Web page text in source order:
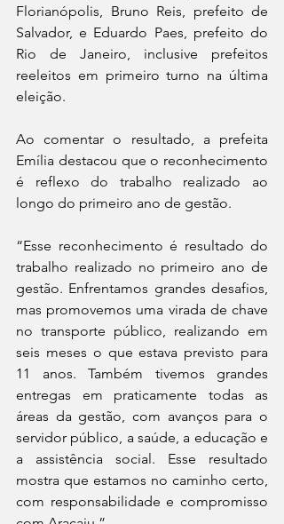
Florianópolis, Bruno Reis, prefeito de
Salvador, e Eduardo Paes, prefeito do
Rio de Janeiro, inclusive prefeitos
reeleitos em primeiro turno na última
eleição.
Ao comentar o resultado, a prefeita
Emília destacou que o reconhecimento
é reflexo do trabalho realizado ao
longo do primeiro ano de gestão.
“Esse reconhecimento é resultado do
trabalho realizado no primeiro ano de
gestão. Enfrentamos grandes desafios,
mas promovemos uma virada de chave
no transporte público, realizando em
seis meses o que estava previsto para
11 anos. Também tivemos grandes
entregas em praticamente todas as
áreas da gestão, com avanços para o
servidor público, a saúde, a educação e
a assistência social. Esse resultado
mostra que estamos no caminho certo,
com responsabilidade e compromisso